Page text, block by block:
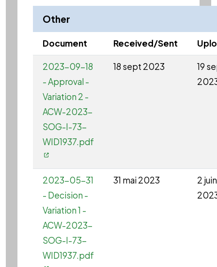
Other
Document Received/Sent
2023-09-18
- Approval -
Variation 2 -
ACW-2023-
SOG-I-73-
WID1937.pdf
18 sept 2023
19
2023-05-31
- Decision -
Variation 1 -
ACW-2023-
SOG-I-73-
WID1937.pdf
31 mai 2023
2 juin